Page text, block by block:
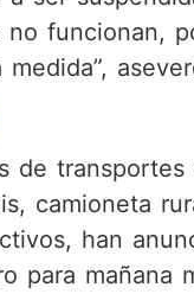
no funcionan,
de
camioneta
han
para mañana